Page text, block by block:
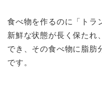
食べ物を作るのに「トラ
新鮮な状態が長く保たれ
でき、その食べ物に脂肪
です。